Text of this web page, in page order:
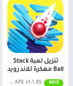
تنزيل لعبة Stack
Ball مهكرة للاندرويد
MOD APK v1.1.85 مفتوح لجميع الأشكال